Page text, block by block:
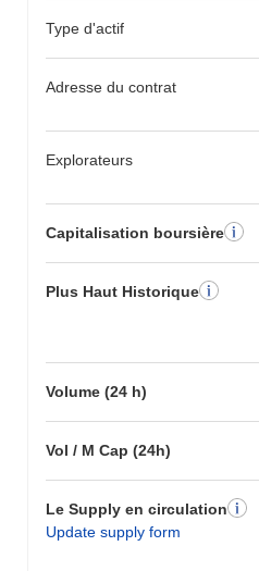
Type d'actif
Adresse du contrat
Explorateurs
Capitalisation boursière
Plus Haut Historique
Volume (24 h)
Vol / M Cap (24h)
Le Supply en circulation
Update supply form